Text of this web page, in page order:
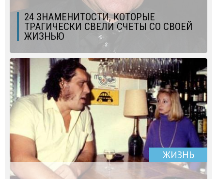
24 ЗНАМЕНИТОСТИ, КОТОРЫЕ
ТРАГИЧЕСКИ СВЕЛИ СЧЕТЫ СО СВОЕЙ
ЖИЗНЬЮ
ЖИЗНЬ